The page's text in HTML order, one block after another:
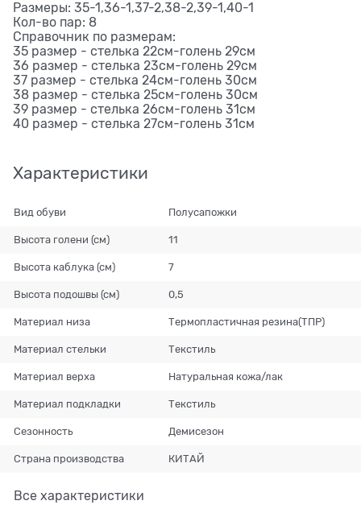
Размеры: 35-1,36-1,37-2,38-2,39-1,40-1
Кол-во пар: 8
Справочник по размерам:
35 размер - стелька 22см-голень 29см
36 размер - стелька 23см-голень 29см
37 размер - стелька 24см-голень 30см
38 размер - стелька 25см-голень 30см
39 размер - стелька 26см-голень 31см
40 размер - стелька 27см-голень 31см
Характеристики
Вид обуви Полусапожки
Высота голени (см) 11
Высота каблука (см) 7
Высота подошвы (см) 0,5
Материал низа Термопластичная резина(ТПР)
Материал стельки Текстиль
Материал верха Натуральная кожа/лак
Материал подкладки Текстиль
Сезонность Демисезон
Страна производства КИТАЙ
Все характеристики